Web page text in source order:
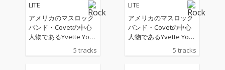
LITE
アメリカのマスロック
バンド・Covetの中心
人物であるYvette You
ng客演の楽曲を収録し
たニューEP。
5 tracks
LITE
アメリカのマスロック
バンド・Covetの中心
人物であるYvette You
ng客演の楽曲を収録し
たニューEP。
5 tracks